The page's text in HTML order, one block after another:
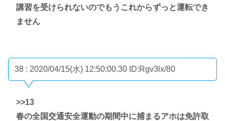
講習を受けられないのでもうこれからずっと運転でき
ません
38 : 2020/04/15(水) 12:50:00.30 ID:Rgv3lx/80
>>13
春の全国交通安全運動の期間中に捕まるアホは免許取